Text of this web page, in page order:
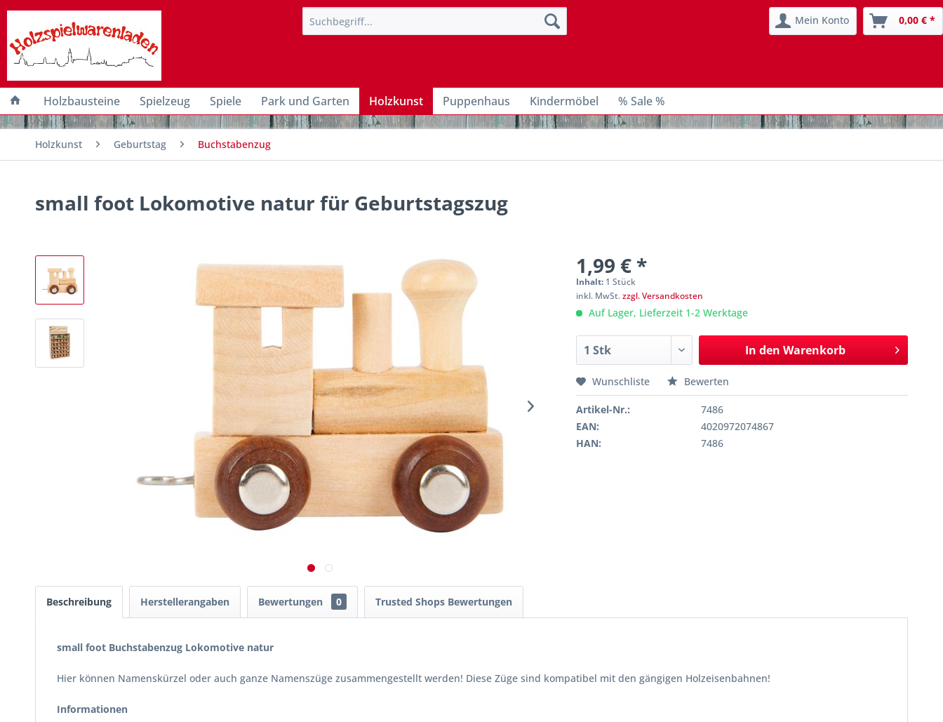
Mein Konto 0,00 € *
Holzbausteine Spielzeug Spiele Park und Garten Holzkunst Puppenhaus Kindermöbel % Sale %
Holzkunst Geburtstag Buchstabenzug
small foot Lokomotive natur für Geburtstagszug
1,99 € *
Inhalt: 1 Stück
inkl. MwSt.zzgl. Versandkosten
Auf Lager, Lieferzeit 1-2 Werktage
In den Warenkorb
Wunschliste Bewerten
Artikel-Nr.:
7486
EAN:
4020972074867
HAN:
7486
Beschreibung Herstellerangaben Bewertungen 0 Trusted Shops Bewertungen
small foot Buchstabenzug Lokomotive natur
Hier können Namenskürzel oder auch ganze Namenszüge zusammengestellt werden! Diese Züge sind kompatibel mit den gängigen Holzeisenbahnen!
Informationen